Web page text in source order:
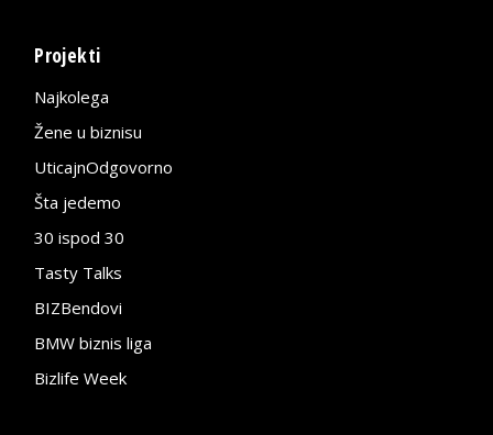
Projekti
Najkolega
Žene u biznisu
UticajnOdgovorno
Šta jedemo
30 ispod 30
Tasty Talks
BIZBendovi
BMW biznis liga
Bizlife Week